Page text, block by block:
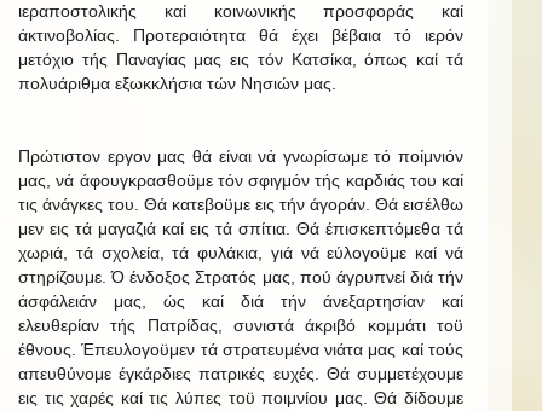
ιεραποστολικής καί κοινωνικής προσφοράς καί
άκτινοβολίας. Προτεραιότητα θά έχει βέβαια τό ιερόν
μετόχιο τής Παναγίας μας εις τόν Κατσίκα, όπως καί τά
πολυάριθμα εξωκκλήσια τών Νησιών μας.
Πρώτιστον εργον μας θά είναι νά γνωρίσωμε τό ποίμνιόν
μας, νά άφουγκρασθοϋμε τόν σφιγμόν τής καρδιάς του καί
τις άνάγκες του. Θά κατεβοϋμε εις τήν άγοράν. Θά εισέλθω
μεν εις τά μαγαζιά καί εις τά σπίτια. Θά έπισκεπτόμεθα τά
χωριά, τά σχολεία, τά φυλάκια, γιά νά εύλογοϋμε καί νά
στηρίζουμε. Ό ένδοξος Στρατός μας, πού άγρυπνεί διά τήν
άσφάλειάν μας, ώς καί διά τήν άνεξαρτησίαν καί
ελευθερίαν τής Πατρίδας, συνιστά άκριβό κομμάτι τοϋ
έθνους. Έπευλογοϋμεν τά στρατευμένα νιάτα μας καί τούς
απευθύνομε έγκάρδιες πατρικές ευχές. Θά συμμετέχουμε
εις τις χαρές καί τις λύπες τοϋ ποιμνίου μας. Θά δίδουμε